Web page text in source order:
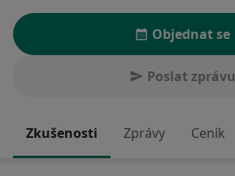
Objednat se
Poslat zprávu
Zkušenosti Zprávy Ceník